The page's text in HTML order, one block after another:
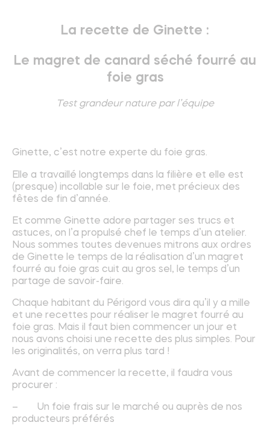
La recette de Ginette :
Le magret de canard séché fourré au
foie gras
Test grandeur nature par l’équipe
Ginette, c’est notre experte du foie gras.
Elle a travaillé longtemps dans la filière et elle est
(presque) incollable sur le foie, met précieux des
fêtes de fin d’année.
Et comme Ginette adore partager ses trucs et
astuces, on l’a propulsé chef le temps d’un atelier.
Nous sommes toutes devenues mitrons aux ordres
de Ginette le temps de la réalisation d’un magret
fourré au foie gras cuit au gros sel, le temps d’un
partage de savoir-faire.
Chaque habitant du Périgord vous dira qu’il y a mille
et une recettes pour réaliser le magret fourré au
foie gras. Mais il faut bien commencer un jour et
nous avons choisi une recette des plus simples. Pour
les originalités, on verra plus tard !
Avant de commencer la recette, il faudra vous
procurer :
– Un foie frais sur le marché ou auprès de nos
producteurs préférés